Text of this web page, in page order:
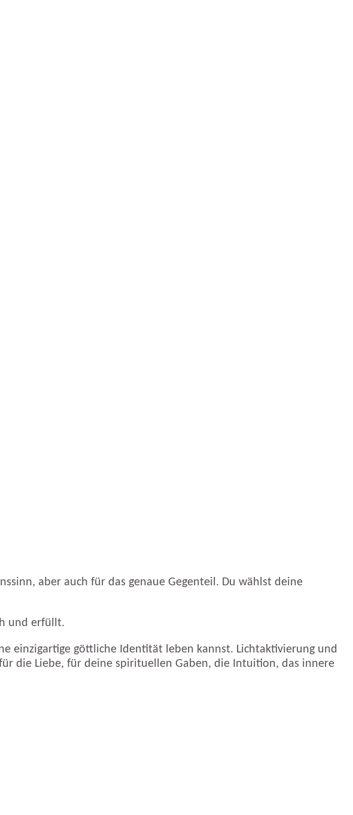
aber auch für das genaue Gegenteil. Du wählst deine
und erfüllt.
einzigartige göttliche Identität leben kannst. Lichtaktivierung und
die Liebe, für deine spirituellen Gaben, die Intuition, das innere